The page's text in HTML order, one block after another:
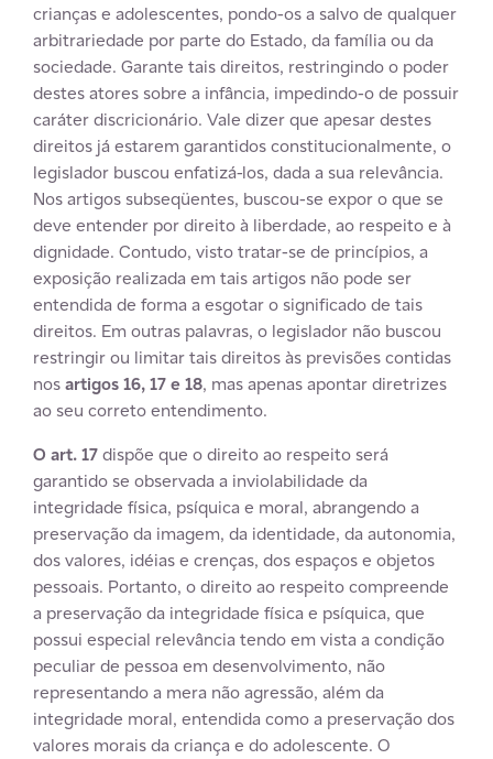
crianças e adolescentes, pondo-os a salvo de qualquer
arbitrariedade por parte do Estado, da família ou da
sociedade. Garante tais direitos, restringindo o poder
destes atores sobre a infância, impedindo-o de possuir
caráter discricionário. Vale dizer que apesar destes
direitos já estarem garantidos constitucionalmente, o
legislador buscou enfatizá-los, dada a sua relevância.
Nos artigos subseqüentes, buscou-se expor o que se
deve entender por direito à liberdade, ao respeito e à
dignidade. Contudo, visto tratar-se de princípios, a
exposição realizada em tais artigos não pode ser
entendida de forma a esgotar o significado de tais
direitos. Em outras palavras, o legislador não buscou
restringir ou limitar tais direitos às previsões contidas
nosartigos 16, 17 e 18, mas apenas apontar diretrizes
ao seu correto entendimento.
O art. 17dispõe que o direito ao respeito será
garantido se observada a inviolabilidade da
integridade física, psíquica e moral, abrangendo a
preservação da imagem, da identidade, da autonomia,
dos valores, idéias e crenças, dos espaços e objetos
pessoais. Portanto, o direito ao respeito compreende
a preservação da integridade física e psíquica, que
possui especial relevância tendo em vista a condição
peculiar de pessoa em desenvolvimento, não
representando a mera não agressão, além da
integridade moral, entendida como a preservação dos
valores morais da criança e do adolescente. O